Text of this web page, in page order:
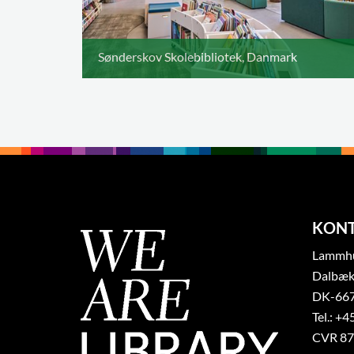
Sønderskov Skolebibliotek, Danmark
DK-
Tel.:
CVR